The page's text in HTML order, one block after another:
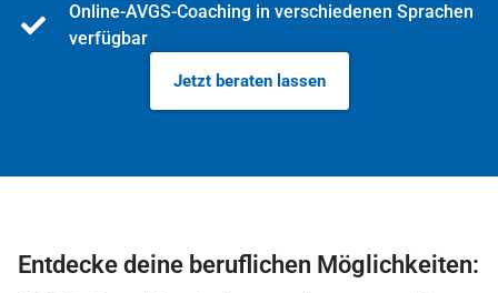
Online-AVGS-Coaching in verschiedenen Sprachen
verfügbar
Jetzt beraten lassen
Entdecke deine beruflichen Möglichkeiten: